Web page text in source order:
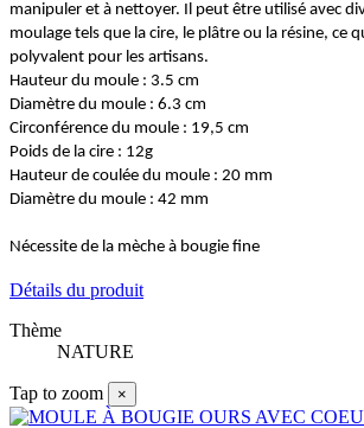
manipuler et à nettoyer. Il peut être utilisé avec
moulage tels que la cire, le plâtre ou la résine, ce
polyvalent pour les artisans.
Hauteur du moule : 3.5 cm
Diamètre du moule : 6.3 cm
Circonférence du moule : 19,5 cm
Poids de la cire : 12g
Hauteur de coulée du moule : 20 mm
Diamètre du moule : 42 mm
Nécessite de la mèche à bougie fine
Détails du produit
Thème
NATURE
Tap to zoom ×